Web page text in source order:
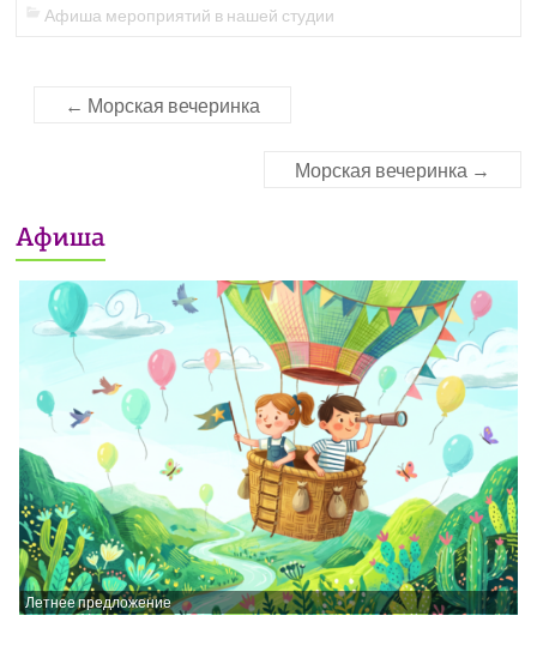
Афиша мероприятий в нашей студии
← Морская вечеринка
Морская вечеринка →
Афиша
Летнее предложение